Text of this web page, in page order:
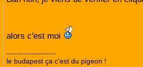
alors c'est moi
--------------------
le budapest ça c'est du pigeon !